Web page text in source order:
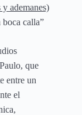
ademanes)
calla”
que
entre un
el